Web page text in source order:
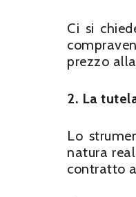
Ci si
prezzo
2. La
Lo
natura
contratto